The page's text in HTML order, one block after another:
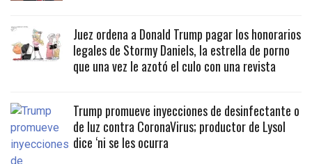
Juez ordena a Donald Trump pagar los honorarios
legales de Stormy Daniels, la estrella de porno
que una vez le azotó el culo con una revista
Trump promueve inyecciones de desinfectante o
de luz contra CoronaVirus; productor de Lysol
dice ‘ni se les ocurra